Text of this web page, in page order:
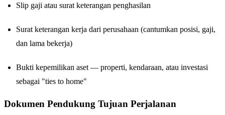
Slip gaji atau surat keterangan penghasilan
Surat keterangan kerja dari perusahaan (cantumkan posisi, gaji,
dan lama bekerja)
Bukti kepemilikan aset — properti, kendaraan, atau investasi
sebagai "ties to home"
Dokumen Pendukung Tujuan Perjalanan